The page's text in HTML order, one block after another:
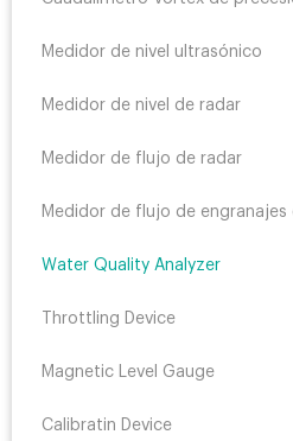
Medidor de nivel ultrasónico
Medidor de nivel de radar
Medidor de flujo de radar
Medidor de flujo de engranajes
Water Quality Analyzer
Throttling Device
Magnetic Level Gauge
Calibratin Device